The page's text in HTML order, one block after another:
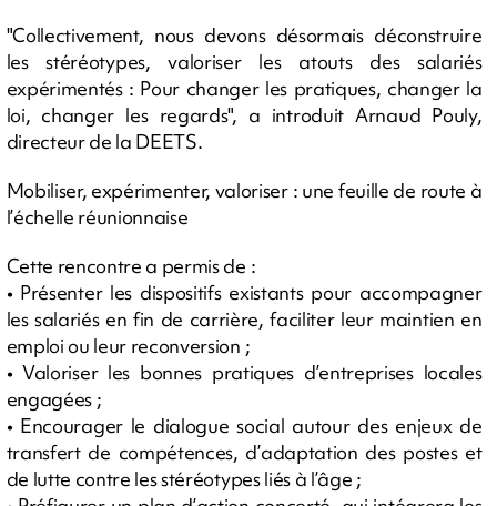
"Collectivement, nous devons désormais déconstruire
les stéréotypes, valoriser les atouts des salariés
expérimentés : Pour changer les pratiques, changer la
loi, changer les regards", a introduit Arnaud Pouly,
directeur de la DEETS.
Mobiliser, expérimenter, valoriser : une feuille de route à
l’échelle réunionnaise
Cette rencontre a permis de :
• Présenter les dispositifs existants pour accompagner
les salariés en fin de carrière, faciliter leur maintien en
emploi ou leur reconversion ;
• Valoriser les bonnes pratiques d’entreprises locales
engagées ;
• Encourager le dialogue social autour des enjeux de
transfert de compétences, d’adaptation des postes et
de lutte contre les stéréotypes liés à l’âge ;